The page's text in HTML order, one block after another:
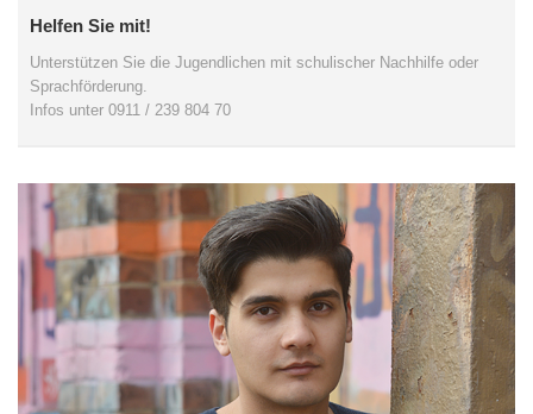
Helfen Sie mit!
Unterstützen Sie die Jugendlichen mit schulischer Nachhilfe oder
Sprachförderung.
Infos unter 0911 / 239 804 70